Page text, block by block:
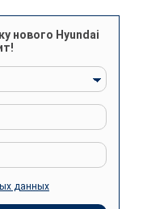
нового Hyundai
данных